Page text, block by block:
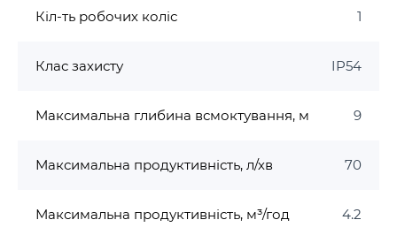
Максимальна глибина всмоктування: 9 м.
з вбудованим в обмотку термозахистом.
Клас ізоляції: F-термостійкість двигуна до 155
Ущільнення торцеве: графіт / кераміка / NR /
Кіл-ть робочих коліс 1
Клас захисту IP54
Максимальна глибина всмоктування, м 9
Максимальна продуктивність, л/хв 70
Максимальна продуктивність, м³/год 4.2